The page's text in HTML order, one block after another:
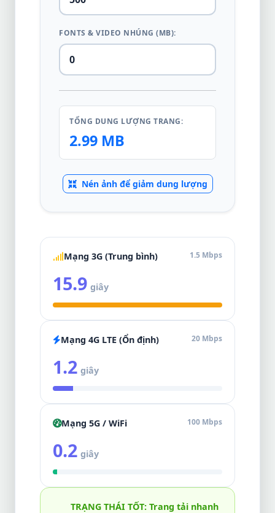
FONTS & VIDEO NHÚNG (MB):
TỔNG DUNG LƯỢNG TRANG:
2.99 MB
Nén ảnh để giảm dung lượng
Mạng 3G (Trung bình) 1.5 Mbps
15.9 giây
Mạng 4G LTE (Ổn định) 20 Mbps
1.2 giây
Mạng 5G / WiFi 100 Mbps
0.2 giây
TRẠNG THÁI TỐT: Trang tải nhanh